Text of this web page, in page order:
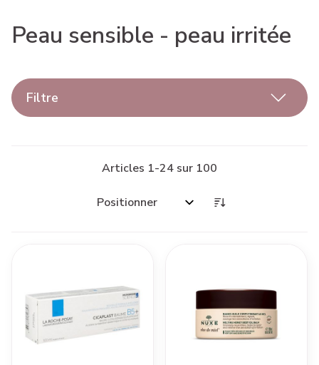
Peau sensible - peau irritée
Filtre
Articles 1-24 sur 100
Trier par: